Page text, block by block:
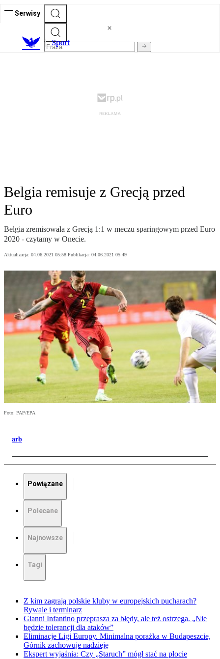
Serwisy
Sport
Belgia remisuje z Grecją przed
Euro
Belgia zremisowała z Grecją 1:1 w meczu sparingowym przed Euro
2020 - czytamy w Onecie.
Aktualizacja: 04.06.2021 05:58 Publikacja: 04.06.2021 05:49
Foto: PAP/EPA
arb
Powiązane
Polecane
Najnowsze
Tagi
Z kim zagrają polskie kluby w europejskich pucharach?
Rywale i terminarz
Gianni Infantino przeprasza za błędy, ale też ostrzega. „Nie
będzie tolerancji dla ataków”
Eliminacje Ligi Europy. Minimalna porażka w Budapeszcie,
Górnik zachowuje nadzieję
Ekspert wyjaśnia: Czy „Staruch” mógł stać na płocie